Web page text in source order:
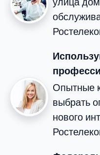
Опытные
выбрать
нового